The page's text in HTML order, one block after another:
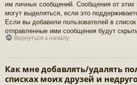
им личных сообщений. Сообщения от этих
могут выделяться, если это
Если вы добавили пользователей в
отправленные ими сообщения будут
Вернуться к началу
Как мне добавлять/удалять
списках моих друзей и